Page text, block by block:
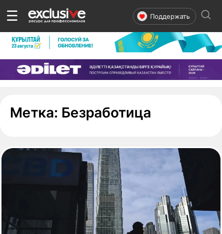
☰ Поддержать
Метка: Безработица